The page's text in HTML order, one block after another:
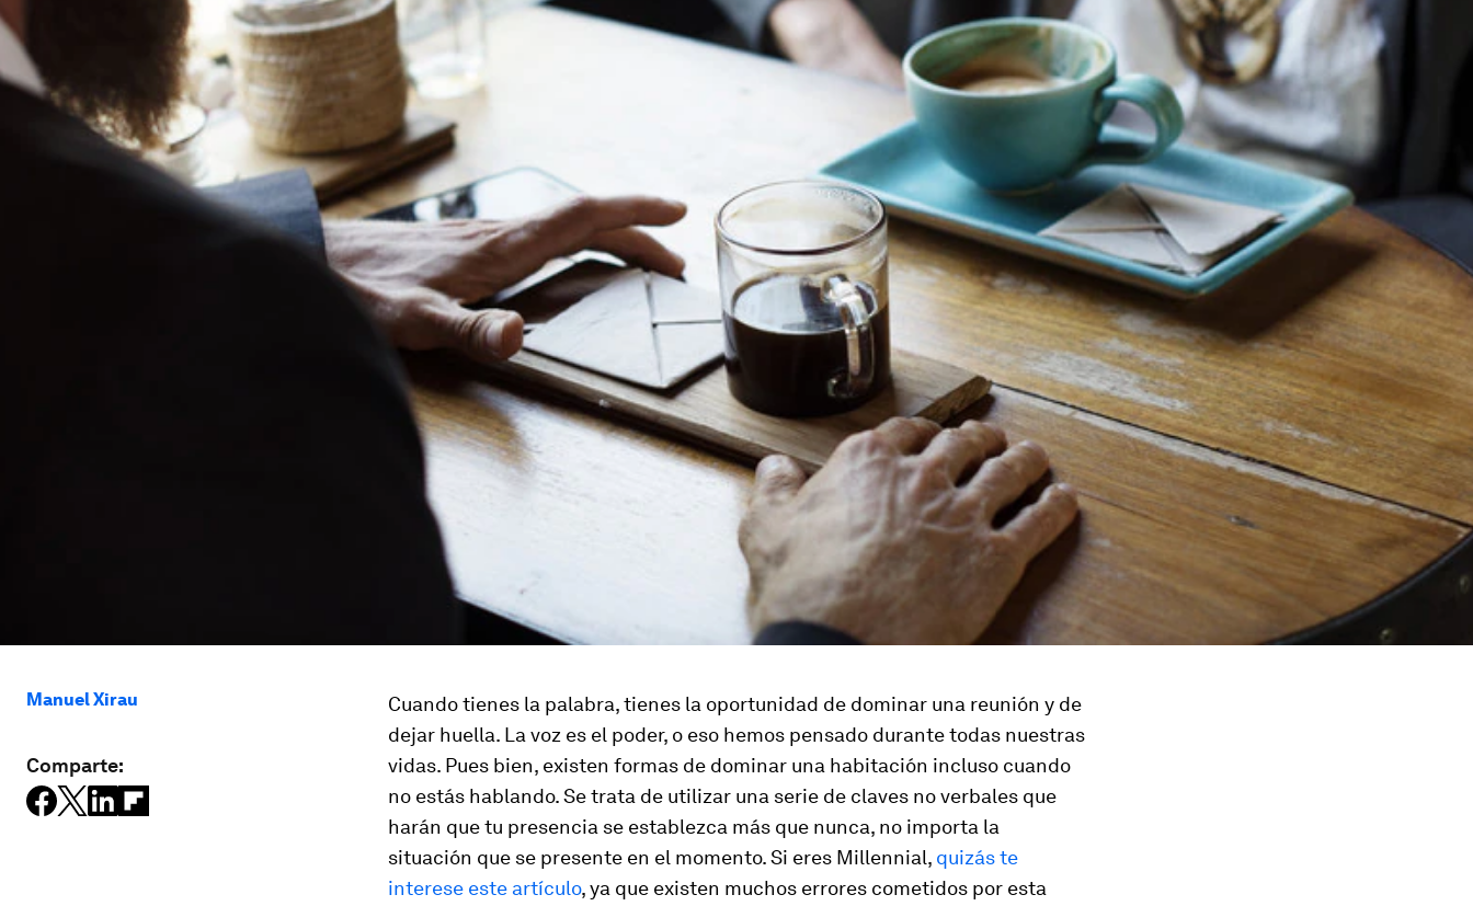
Manuel Xirau
Comparte:
Cuando tienes la palabra, tienes la oportunidad de dominar una reunión y de
dejar huella. La voz es el poder, o eso hemos pensado durante todas nuestras
vidas. Pues bien, existen formas de dominar una habitación incluso cuando
no estás hablando. Se trata de utilizar una serie de claves no verbales que
harán que tu presencia se establezca más que nunca, no importa la
situación que se presente en el momento. Si eres Millennial, quizás te
interese este artículo, ya que existen muchos errores cometidos por esta